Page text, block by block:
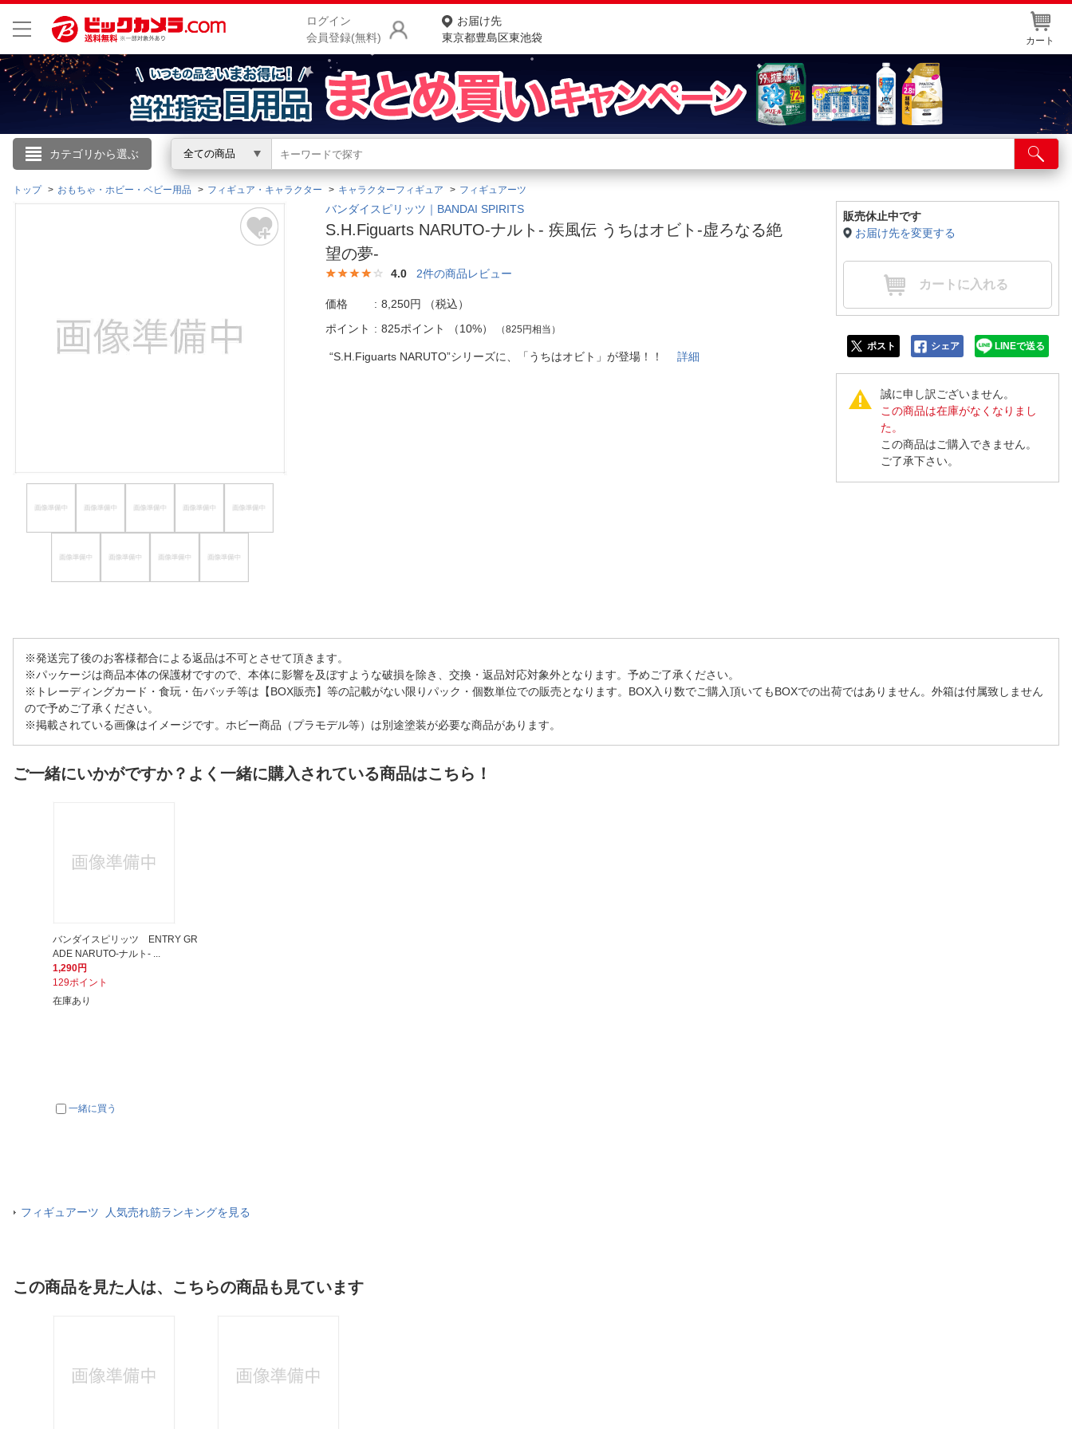
ログイン
会員登録(無料)
お届け先
東京都豊島区東池袋
カート
カテゴリから選ぶ 全ての商品
こんにちは
ログイン
閲覧履歴
商品をさがす
ランキングからさがす
カテゴリ一覧からさがす
お客様サポート
ご利用ガイド
よくある質問・お問合せ
店舗サービス
ネット取り置き
店舗情報・店舗一覧
トップ おもちゃ・ホビー・ベビー用品 フィギュア・キャラクター キャラクターフィギュア フィギュアーツ
バンダイスピリッツ｜BANDAI SPIRITS
S.H.Figuarts NARUTO-ナルト- 疾風伝 うちはオビト-虚ろなる絶
望の夢-
4.0 2件の商品レビュー
価格 8,250円
（税込）
ポイント
825ポイント （10%） （825円相当）
“S.H.Figuarts NARUTO”シリーズに、「うちはオビト」が登場！！詳細
販売休止中です
お届け先を変更する
カートに入れる
ポスト シェア LINEで送る
誠に申し訳ございません。
この商品は在庫がなくなりまし
た。
この商品はご購入できません。
ご了承下さい。
※発送完了後のお客様都合による返品は不可とさせて頂きます。
※パッケージは商品本体の保護材ですので、本体に影響を及ぼすような破損を除き、交換・返品対応対象外となります。予めご了承ください。
※トレーディングカード・食玩・缶バッチ等は【BOX販売】等の記載がない限りパック・個数単位での販売となります。BOX入り数でご購入頂いてもBOXでの出荷ではありません。外箱は付属致しません
ので予めご了承ください。
※掲載されている画像はイメージです。ホビー商品（プラモデル等）は別途塗装が必要な商品があります。
ご一緒にいかがですか？よく一緒に購入されている商品はこちら！
バンダイスピリッツ ENTRY GR
ADE NARUTO-ナルト- ...
1,290円
129ポイント
在庫あり
一緒に買う
フィギュアーツ 人気売れ筋ランキングを見る
この商品を見た人は、こちらの商品も見ています